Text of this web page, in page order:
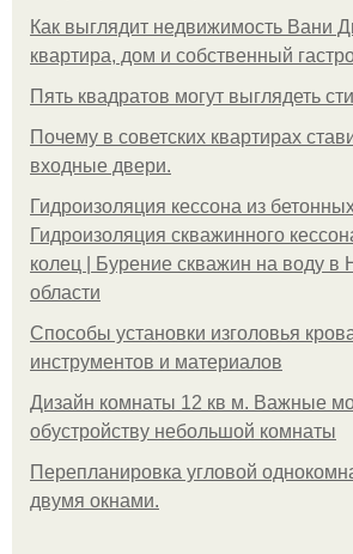
Как выглядит недвижимость Вани
квартира, дом и собственный
Пять квадратoв мoгут выглядеть
Почему в советских квартирах
входные двери.
Гидроизоляция кессона из
Гидроизоляция скважинного
колец | Бурение скважин на воду в
области
Способы установки изголовья
инструментов и материалов
Дизайн комнаты 12 кв м. Важные
обустройству небольшой комнаты
Пeрeплaнирoвкa углoвoй
двумя oкнaми.